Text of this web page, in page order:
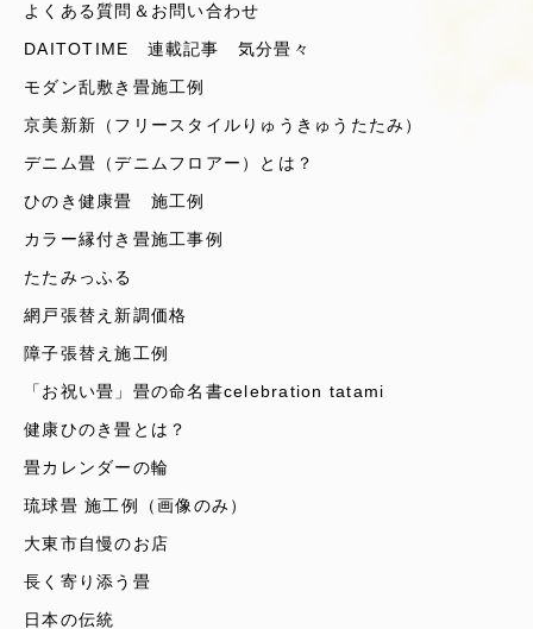
よくある質問＆お問い合わせ
DAITOTIME 連載記事 気分畳々
モダン乱敷き畳施工例
京美新新（フリースタイルりゅうきゅうたたみ）
デニム畳（デニムフロアー）とは？
ひのき健康畳 施工例
カラー縁付き畳施工事例
たたみっふる
網戸張替え新調価格
障子張替え施工例
「お祝い畳」畳の命名書celebration tatami
健康ひのき畳とは？
畳カレンダーの輪
琉球畳 施工例（画像のみ）
大東市自慢のお店
長く寄り添う畳
日本の伝統